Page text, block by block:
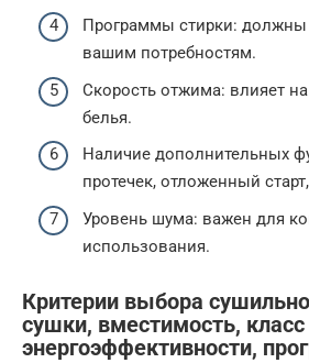
Программы стирки: должны
вашим потребностям.
Скорость отжима: влияет
белья.
Наличие дополнительных
протечек, отложенный
Уровень шума: важен для
использования.
Критерии выбора
сушки, вместимость, класс
энергоэффективности,